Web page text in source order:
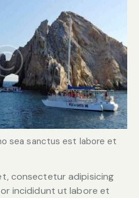
sea sanctus est labore et
consectetur adipisicing
incididunt ut labore et